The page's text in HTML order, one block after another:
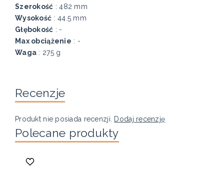
Szerokość : 482 mm
Wysokość : 44.5 mm
Głębokość : -
Max obciążenie : -
Waga : 275 g
Recenzje
Produkt nie posiada recenzji. Dodaj recenzję
Polecane produkty